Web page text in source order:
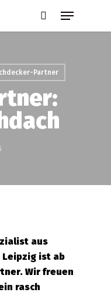
Menu
Partner
aus
Leipzig ist ab
Wir freuen
rasch